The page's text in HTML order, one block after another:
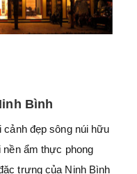
Bình
cảnh đẹp sông núi hữu
ẩm thực phong
trưng của Ninh Bình